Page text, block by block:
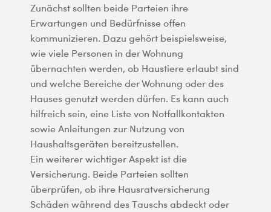
Zunächst sollten beide Parteien ihre
Erwartungen und Bedürfnisse offen
kommunizieren. Dazu gehört beispielsweise,
wie viele Personen in der Wohnung
übernachten werden, ob Haustiere erlaubt sind
und welche Bereiche der Wohnung oder des
Hauses genutzt werden dürfen. Es kann auch
hilfreich sein, eine Liste von Notfallkontakten
sowie Anleitungen zur Nutzung von
Haushaltsgeräten bereitzustellen.
Ein weiterer wichtiger Aspekt ist die
Versicherung. Beide Parteien sollten
überprüfen, ob ihre Hausratversicherung
Schäden während des Tauschs abdeckt oder